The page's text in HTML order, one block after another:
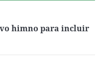
himno para incluir